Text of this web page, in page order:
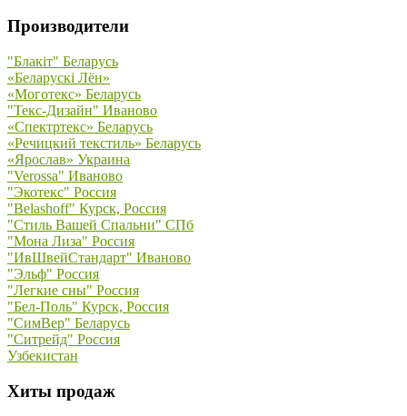
Производители
"Блакiт" Беларусь
«Беларускi Лён»
«Моготекс» Беларусь
"Текс-Дизайн" Иваново
«Спектртекс» Беларусь
«Речицкий текстиль» Беларусь
«Ярослав» Украина
"Verossa" Иваново
"Экотекс" Россия
"Belashoff" Курск, Россия
"Стиль Вашей Спальни" СПб
"Мона Лиза" Россия
"ИвШвейСтандарт" Иваново
"Эльф" Россия
"Легкие сны" Россия
"Бел-Поль" Курск, Россия
"СимВер" Беларусь
"Ситрейд" Россия
Узбекистан
Хиты продаж